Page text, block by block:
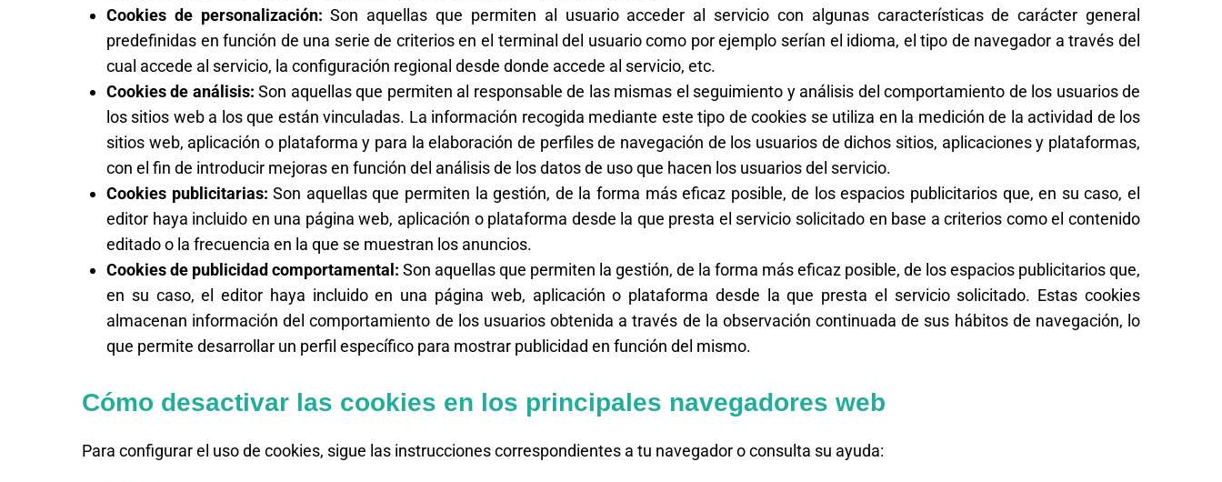
Cookies de personalización: Son aquellas que permiten al usuario acceder al servicio con algunas características de carácter general
predefinidas en función de una serie de criterios en el terminal del usuario como por ejemplo serían el idioma, el tipo de navegador a través del
cual accede al servicio, la configuración regional desde donde accede al servicio, etc.
Cookies de análisis: Son aquellas que permiten al responsable de las mismas el seguimiento y análisis del comportamiento de los usuarios de
los sitios web a los que están vinculadas. La información recogida mediante este tipo de cookies se utiliza en la medición de la actividad de los
sitios web, aplicación o plataforma y para la elaboración de perfiles de navegación de los usuarios de dichos sitios, aplicaciones y plataformas,
con el fin de introducir mejoras en función del análisis de los datos de uso que hacen los usuarios del servicio.
Cookies publicitarias: Son aquellas que permiten la gestión, de la forma más eficaz posible, de los espacios publicitarios que, en su caso, el
editor haya incluido en una página web, aplicación o plataforma desde la que presta el servicio solicitado en base a criterios como el contenido
editado o la frecuencia en la que se muestran los anuncios.
Cookies de publicidad comportamental: Son aquellas que permiten la gestión, de la forma más eficaz posible, de los espacios publicitarios que,
en su caso, el editor haya incluido en una página web, aplicación o plataforma desde la que presta el servicio solicitado. Estas cookies
almacenan información del comportamiento de los usuarios obtenida a través de la observación continuada de sus hábitos de navegación, lo
que permite desarrollar un perfil específico para mostrar publicidad en función del mismo.
Cómo desactivar las cookies en los principales navegadores web
Para configurar el uso de cookies, sigue las instrucciones correspondientes a tu navegador o consulta su ayuda: